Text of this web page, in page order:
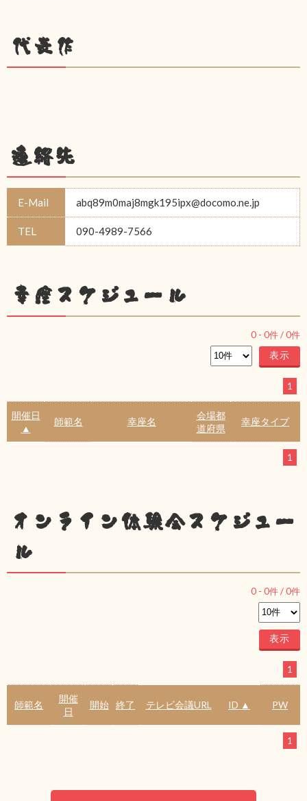
代表作
連絡先
E-Mail abq89m0maj8mgk195ipx@docomo.ne.jp
TEL 090-4989-7566
幸座スケジュール
0 - 0件 /0件
1
開催日
▲
師範名 幸座名
会場都
道府県
幸座タイプ
1
オンライン体験会スケジュー
ル
0 - 0件 /0件
1
師範名
開催
日
開始 終了 テレビ会議URL ID ▲ PW
1